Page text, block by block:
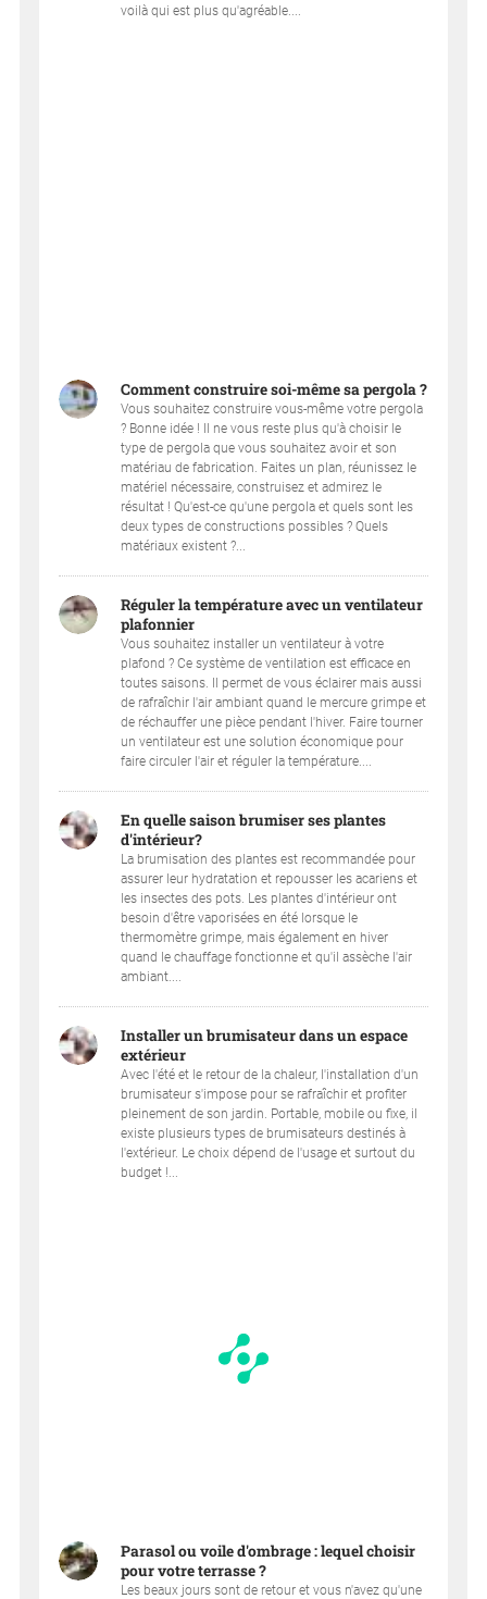
voilà qui est plus qu'agréable....
Comment construire soi-même sa pergola ?
Vous souhaitez construire vous-même votre pergola
? Bonne idée ! Il ne vous reste plus qu'à choisir le
type de pergola que vous souhaitez avoir et son
matériau de fabrication. Faites un plan, réunissez le
matériel nécessaire, construisez et admirez le
résultat ! Qu'est-ce qu'une pergola et quels sont les
deux types de constructions possibles ? Quels
matériaux existent ?...
Réguler la température avec un ventilateur
plafonnier
Vous souhaitez installer un ventilateur à votre
plafond ? Ce système de ventilation est efficace en
toutes saisons. Il permet de vous éclairer mais aussi
de rafraîchir l'air ambiant quand le mercure grimpe et
de réchauffer une pièce pendant l'hiver. Faire tourner
un ventilateur est une solution économique pour
faire circuler l'air et réguler la température....
En quelle saison brumiser ses plantes
d'intérieur?
La brumisation des plantes est recommandée pour
assurer leur hydratation et repousser les acariens et
les insectes des pots. Les plantes d'intérieur ont
besoin d'être vaporisées en été lorsque le
thermomètre grimpe, mais également en hiver
quand le chauffage fonctionne et qu'il assèche l'air
ambiant....
Installer un brumisateur dans un espace
extérieur
Avec l'été et le retour de la chaleur, l'installation d'un
brumisateur s'impose pour se rafraîchir et profiter
pleinement de son jardin. Portable, mobile ou fixe, il
existe plusieurs types de brumisateurs destinés à
l'extérieur. Le choix dépend de l'usage et surtout du
budget !...
Parasol ou voile d'ombrage : lequel choisir
pour votre terrasse ?
Les beaux jours sont de retour et vous n'avez qu'une